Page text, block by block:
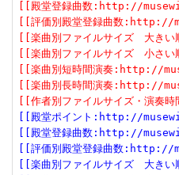
[[殿堂登録曲数:http://
[[評価別殿堂登録曲数
[[楽曲別ファイルサイズ　
[[楽曲別ファイルサイズ　
[[楽曲別短時間演奏:http://
[[楽曲別長時間演奏:http://
[[作者別ファイルサイズ・
[[殿堂ポイント:http://
[[殿堂登録曲数:http://
[[評価別殿堂登録曲数
[[楽曲別ファイルサイズ　